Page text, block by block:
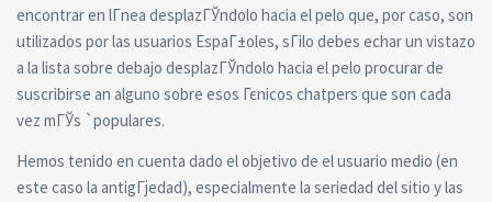
encontrar en lГ­nea desplazГЎndolo hacia el pelo que, por caso, son
utilizados por las usuarios EspaГ±oles, sГіlo debes echar un vistazo
a la lista sobre debajo desplazГЎndolo hacia el pelo procurar de
suscribirse an alguno sobre esos Гєnicos chatpers que son cada
vez mГЎs `populares.
Hemos tenido en cuenta dado el objetivo de el usuario medio (en
este caso la antigГјedad), especialmente la seriedad del sitio y las